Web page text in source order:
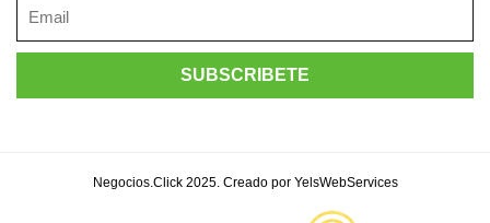
Negocios.Click 2025. Creado por YelsWebServices